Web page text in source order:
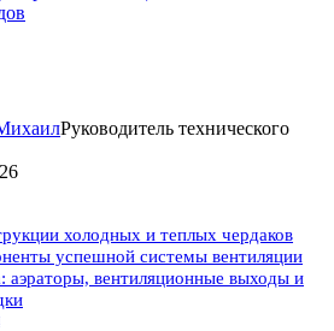
Руководитель технического
холодных и теплых чердаков
успешной системы вентиляции
аэраторы, вентиляционные выходы и